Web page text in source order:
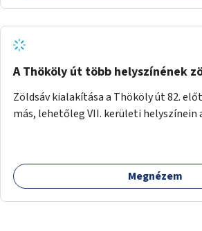
A Thököly út több helyszínének
Zöldsáv kialakítása a Thököly út 82.
más, lehetőleg VII. kerületi helyszínein
Megnézem